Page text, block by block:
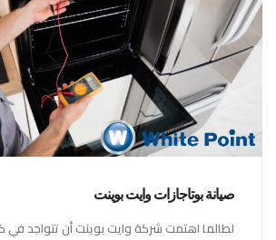
صيانة بوتاجازات وايت بوينت
لطالما اهتمت شركة وايت بوينت أن تتواجد في